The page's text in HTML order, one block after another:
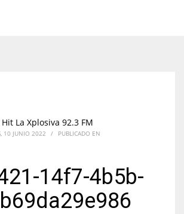
La Xplosiva 92.3 FM
10 JUNIO 2022 / PUBLICADO EN
14f7-4b5b-